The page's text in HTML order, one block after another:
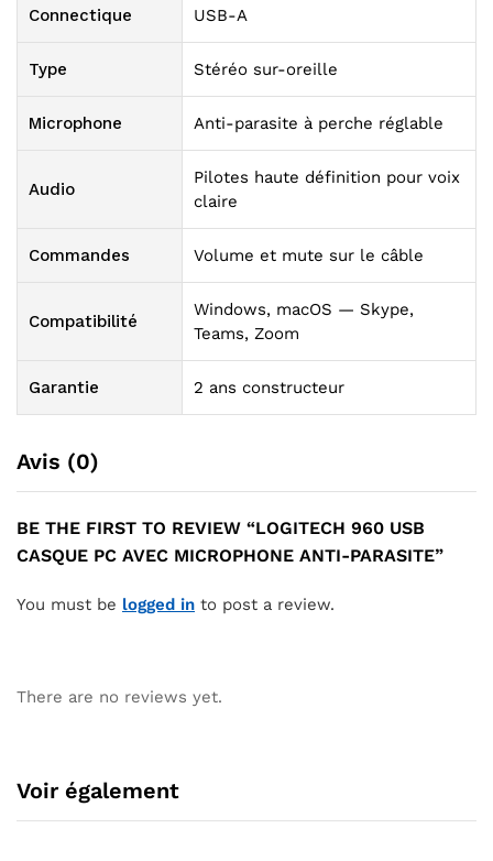
Connectique USB-A
Type Stéréo sur-oreille
Microphone Anti-parasite à perche réglable
Audio
Pilotes haute définition pour voix
claire
Commandes Volume et mute sur le câble
Compatibilité
Windows, macOS — Skype,
Teams, Zoom
Garantie 2 ans constructeur
Avis (0)
BE THE FIRST TO REVIEW “LOGITECH 960 USB
CASQUE PC AVEC MICROPHONE ANTI-PARASITE”
You must be logged in to post a review.
There are no reviews yet.
Voir également